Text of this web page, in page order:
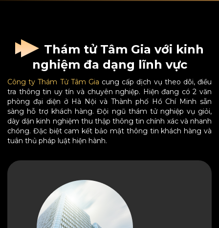
Thám tử Tâm Gia với kinh
nghiệm đa dạng lĩnh vực
Công ty Thám Tử Tâm Gia cung cấp dịch vụ theo dõi, điều
tra thông tin uy tín và chuyên nghiệp. Hiện đang có 2 văn
phòng đại diện ở Hà Nội và Thành phố Hồ Chí Minh sẵn
sàng hỗ trợ khách hàng. Đội ngũ thám tử nghiệp vụ giỏi,
dày dặn kinh nghiệm thu thập thông tin chính xác và nhanh
chóng. Đặc biệt cam kết bảo mật thông tin khách hàng và
tuân thủ pháp luật hiện hành.